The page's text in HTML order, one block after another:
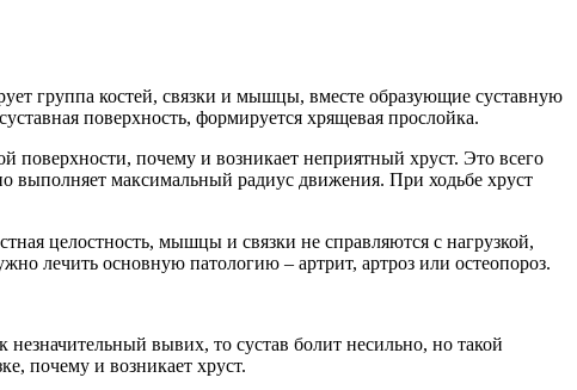
группа костей, связки и мышцы, вместе образующие суставную
поверхность, формируется хрящевая прослойка.
поверхности, почему и возникает неприятный хруст. Это всего
выполняет максимальный радиус движения. При ходьбе хруст
целостность, мышцы и связки не справляются с нагрузкой,
лечить основную патологию – артрит, артроз или остеопороз.
вывих, то сустав болит несильно, но такой
почему и возникает хруст.